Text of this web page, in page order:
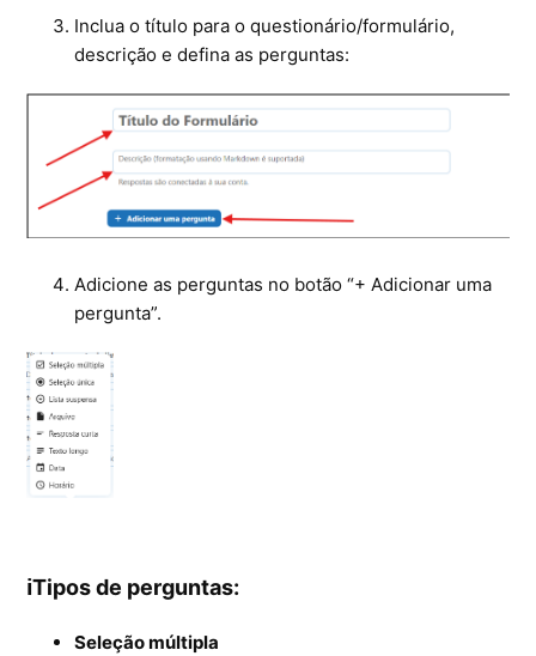
Inclua o título para o questionário/formulário,
descrição e defina as perguntas:
Adicione as perguntas no botão “+ Adicionar uma
pergunta”.
ℹ️Tipos de perguntas:
Seleção múltipla